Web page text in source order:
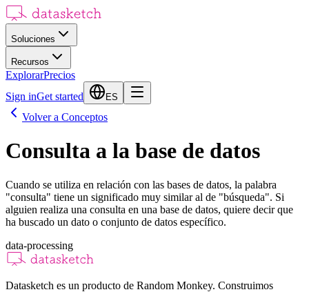
Soluciones
Recursos
ExplorarPrecios
Sign inGet started ES
Volver a Conceptos
Consulta a la base de datos
Cuando se utiliza en relación con las bases de datos, la palabra
"consulta" tiene un significado muy similar al de "búsqueda". Si
alguien realiza una consulta en una base de datos, quiere decir que
ha buscado un dato o conjunto de datos específico.
data-processing
Datasketch es un producto de Random Monkey. Construimos